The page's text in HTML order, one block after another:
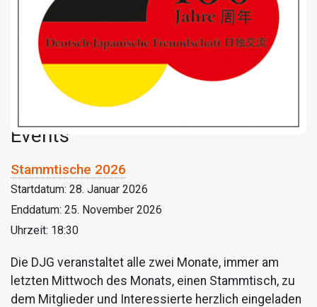
Events
Stammtische 2026
Startdatum: 28. Januar 2026
Enddatum: 25. November 2026
Uhrzeit: 18:30
Die DJG veranstaltet alle zwei Monate, immer am
letzten Mittwoch des Monats, einen Stammtisch, zu
dem Mitglieder und Interessierte herzlich eingeladen